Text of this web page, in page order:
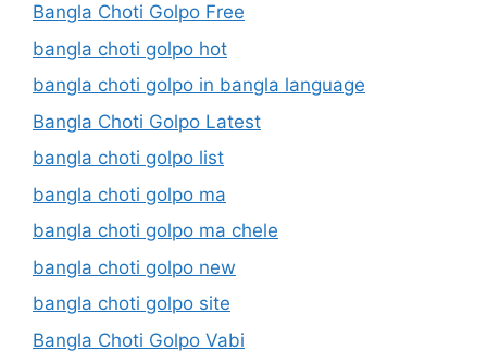
Bangla Choti Golpo Free
bangla choti golpo hot
bangla choti golpo in bangla language
Bangla Choti Golpo Latest
bangla choti golpo list
bangla choti golpo ma
bangla choti golpo ma chele
bangla choti golpo new
bangla choti golpo site
Bangla Choti Golpo Vabi